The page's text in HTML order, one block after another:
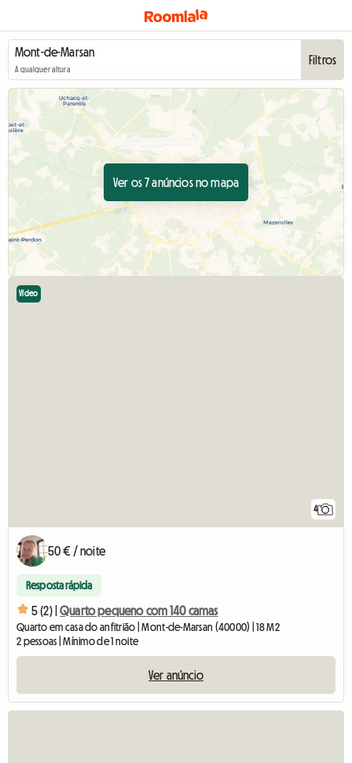
A qualquer altura
Filtros
Ver os 7 anúncios no mapa
4
Vídeo
50 € / noite
Resposta rápida
5 (2) | Quarto pequeno com 140 camas
Quarto em casa do anfitrião | Mont-de-Marsan (40000) | 18 M2
2 pessoas | Mínimo de 1 noite
Ver anúncio